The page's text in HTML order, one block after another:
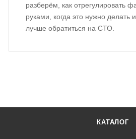
разберём, как отрегулировать
руками, когда это нужно делать
лучше обратиться на СТО.
КАТАЛОГ